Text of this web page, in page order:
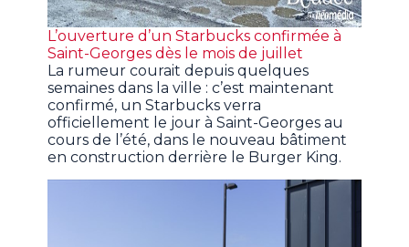
L’ouverture d’un Starbucks confirmée à
Saint-Georges dès le mois de juillet
La rumeur courait depuis quelques
semaines dans la ville : c’est maintenant
confirmé, un Starbucks verra
officiellement le jour à Saint-Georges au
cours de l’été, dans le nouveau bâtiment
en construction derrière le Burger King.